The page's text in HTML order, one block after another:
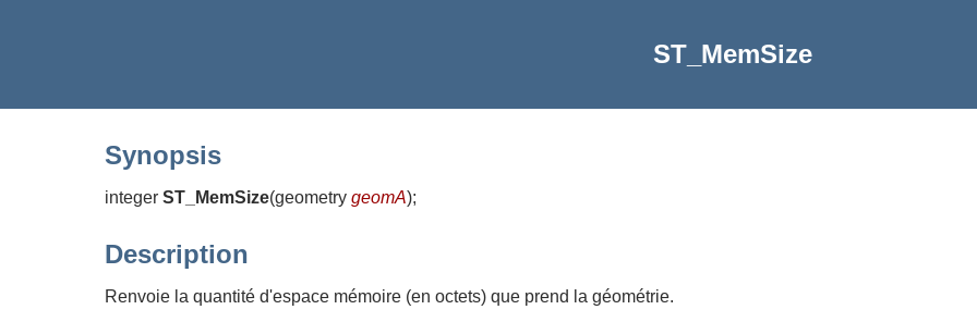
ST_MemSize
Synopsis
integer ST_MemSize(geometry geomA);
Description
Renvoie la quantité d'espace mémoire (en octets) que prend la géométrie.